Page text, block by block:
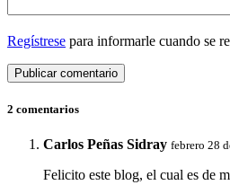
Regístrese para informarle cuando se
2 comentarios
Carlos Peñas Sidray febrero 28
Felicito este blog, el cual es de